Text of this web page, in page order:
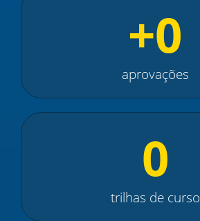
+0
aprovações
0
trilhas de curso